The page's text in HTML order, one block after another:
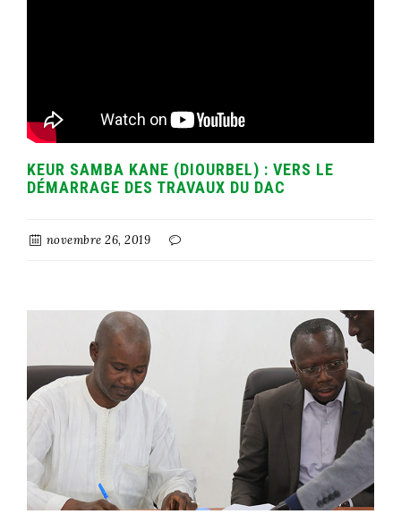
KEUR SAMBA KANE (DIOURBEL) : VERS LE
DÉMARRAGE DES TRAVAUX DU DAC
novembre 26, 2019